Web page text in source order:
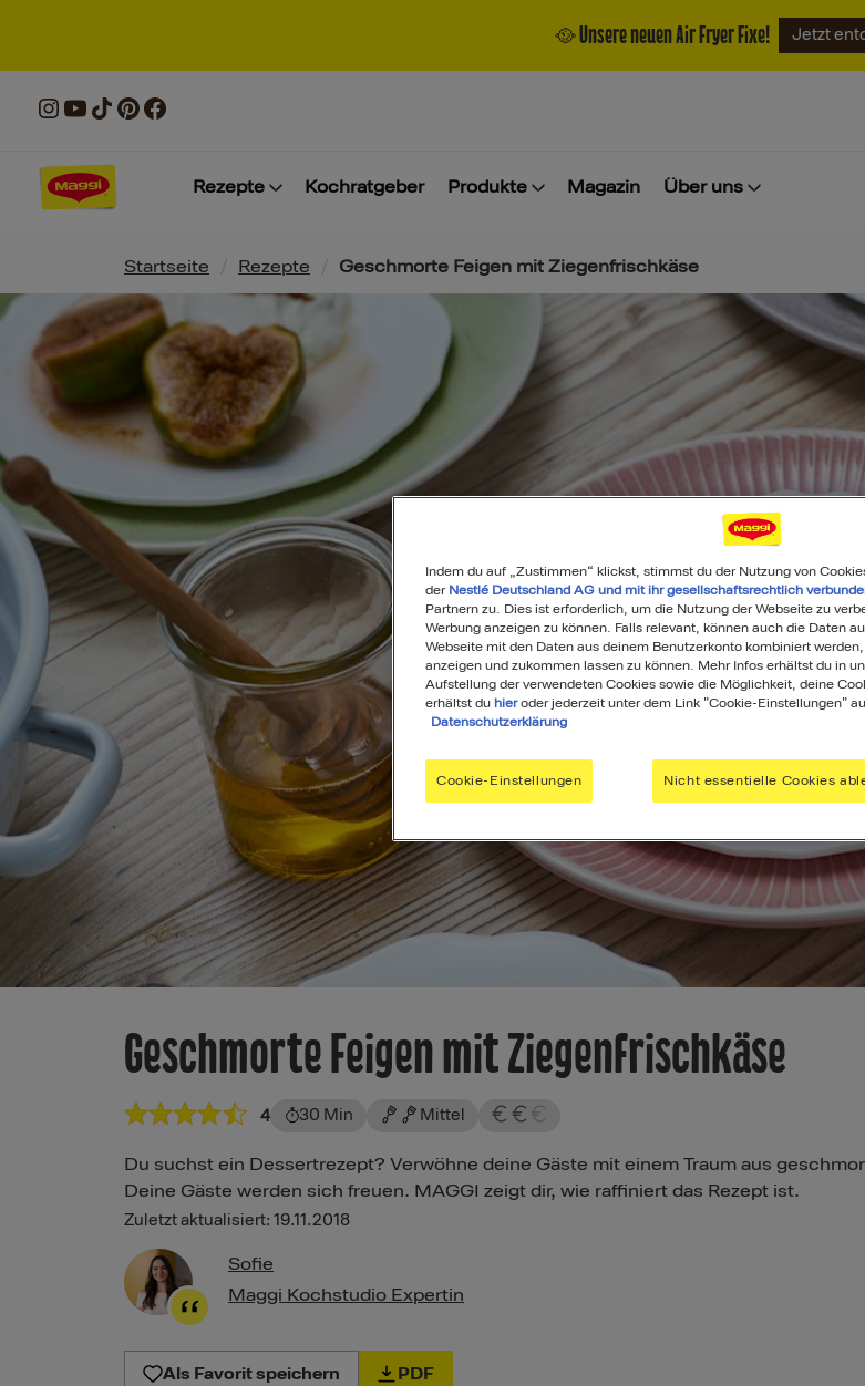
🥘 Unsere neuen Air Fryer Fixe! Jetzt
Rezepte Kochratgeber Produkte Magazin Über uns
Pfadnavigation
Startseite Rezepte Geschmorte Feigen mit Ziegenfrischkäse
Geschmorte Feigen mit Ziegenfrischkäse
4 30 Min Mittel
Du suchst ein Dessertrezept? Verwöhne deine Gäste mit einem Traum aus
Deine Gäste werden sich freuen. MAGGI zeigt dir, wie raffiniert das Rezept ist.
Zuletzt aktualisiert: 19.11.2018
Sofie
Maggi Kochstudio Expertin
Als Favorit speichern PDF
Indem du auf „Zustimmen“ klickst, stimmst du der Nutzung von
der Nestlé Deutschland AG und mit ihr gesellschaftsrechtlich
Partnern zu. Dies ist erforderlich, um die Nutzung der Webseite zu
Werbung anzeigen zu können. Falls relevant, können auch die Daten
Webseite mit den Daten aus deinem Benutzerkonto kombiniert
anzeigen und zukommen lassen zu können. Mehr Infos erhältst du in
Aufstellung der verwendeten Cookies sowie die Möglichkeit, deine
erhältst du hieroder jederzeit unter dem Link "Cookie-Einstellungen"
Datenschutzerklärung
Cookie-Einstellungen Nicht essentielle Cookies